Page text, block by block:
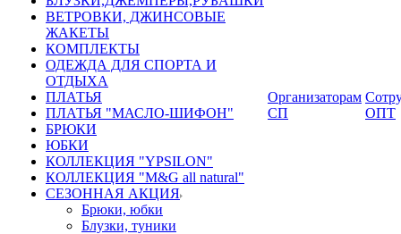
ВЕТРОВКИ, ДЖИНСОВЫЕ
ЖАКЕТЫ
КОМПЛЕКТЫ
ОДЕЖДА ДЛЯ СПОРТА И
ОТДЫХА
ПЛАТЬЯ
ПЛАТЬЯ "МАСЛО-ШИФОН"
БРЮКИ
ЮБКИ
КОЛЛЕКЦИЯ "YPSILON"
КОЛЛЕКЦИЯ "M&G all natural"
СЕЗОННАЯ АКЦИЯ
Брюки, юбки
Блузки, туники
Организаторам
СП
ОПТ